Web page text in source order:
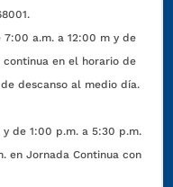
7:00 a.m. a 12:00 m y de
en el horario de
descanso al medio día.
de 1:00 p.m. a 5:30 p.m.
Jornada Continua con